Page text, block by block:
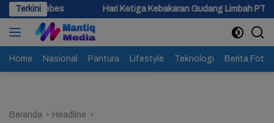
Langsung
ke
konten
Terkini
Hari Ketiga Kebakaran Gudang Limbah PT Anisa Jaya Utama di
Home Nasional Pantura Lifestyle Teknologi Berita Foto
Beranda Headline